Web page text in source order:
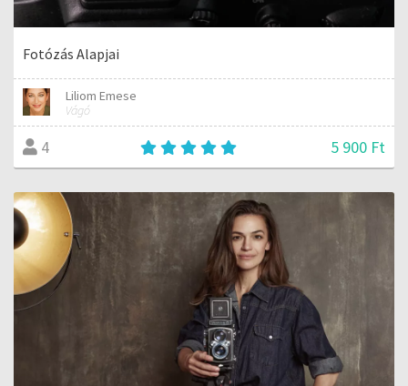
Fotózás Alapjai
Liliom Emese
Vágó
4 5 900 Ft